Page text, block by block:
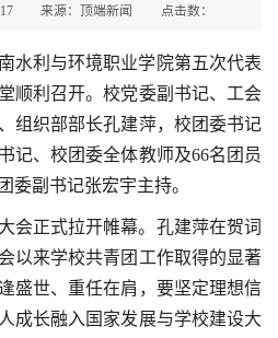
来源：顶端新闻 点击数：
水利与环境职业学院第五次代表
顺利召开。校党委副书记、工会
组织部部长孔建萍，校团委书记
记、校团委全体教师及66名团员
委副书记张宏宇主持。
会正式拉开帷幕。孔建萍在贺词
以来学校共青团工作取得的显著
盛世、重任在肩，要坚定理想信
成长融入国家发展与学校建设大